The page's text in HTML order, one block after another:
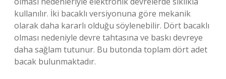
kullanılır. İki bacaklı versiyonuna göre mekanik
olarak daha kararlı olduğu söylenebilir. Dört bacaklı
olması nedeniyle devre tahtasına ve baskı devreye
daha sağlam tutunur. Bu butonda toplam dört adet
bacak bulunmaktadır.